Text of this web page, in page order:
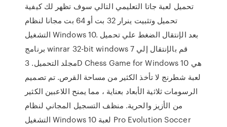
تحميل لعبة جاتا التعليمي التالي سوف تظهر لك كيفية
تحميل وتثبيت ينرار 32 بت أو 64 بت مجانا لنظام
التشغيل Windows 10. بعد الإنتقال الضغط علي تحميل
برنامج winrar 32-bit windows 7 قم بالإنتقال إلي
مجلد التحميل. 3D Chess Game for Windows 10 هي
لعبة شطرنج لا تأخذ الكثير من مساحة القرص. تم تصميم
الرسومات ثلاثية الأبعاد بعناية ، مما يمنح اللاعبين الكثير
من الأزيز والحرية. منظف التسجيل المجاني لنظام
التشغيل Windows 10 لعبة Pro Evolution Soccer